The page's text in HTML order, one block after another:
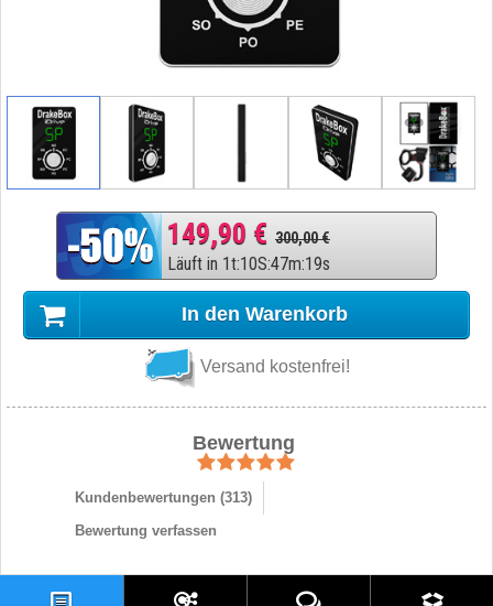
149,90 € 300,00 €
Läuft in 1t:10S:47m:18s
In den Warenkorb
Versand kostenfrei!
Bewertung
Kundenbewertungen (313)
Bewertung verfassen